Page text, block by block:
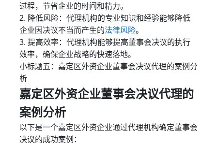
过程，节省企业的时间和精力。
2. 降低风险：代理机构的专业知识和经验能够降低
企业因决议不当而产生的法律风险。
3. 提高效率：代理机构能够提高董事会决议的执行
效率，确保企业战略的快速落地。
小标题五：嘉定区外资企业董事会决议代理的案例分
析
嘉定区外资企业董事会决议代理的
案例分析
以下是一个嘉定区外资企业通过代理机构确定董事会
决议的成功案例：